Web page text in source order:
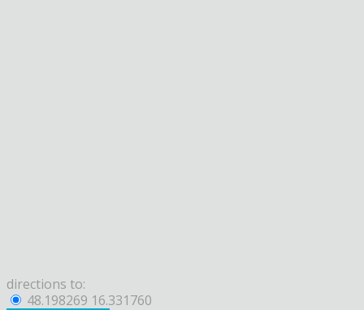
directions to:
48.198269 16.331760